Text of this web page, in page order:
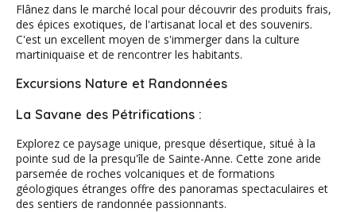
Flânez dans le marché local pour découvrir des produits frais,
des épices exotiques, de l'artisanat local et des souvenirs.
C'est un excellent moyen de s'immerger dans la culture
martiniquaise et de rencontrer les habitants.
Excursions Nature et Randonnées
La Savane des Pétrifications :
Explorez ce paysage unique, presque désertique, situé à la
pointe sud de la presqu'île de Sainte-Anne. Cette zone aride
parsemée de roches volcaniques et de formations
géologiques étranges offre des panoramas spectaculaires et
des sentiers de randonnée passionnants.